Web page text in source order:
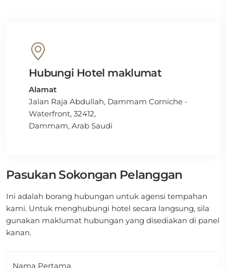
Hubungi Hotel maklumat
Alamat
Jalan Raja Abdullah, Dammam Corniche -
Waterfront, 32412,
Dammam, Arab Saudi
Pasukan Sokongan Pelanggan
Ini adalah borang hubungan untuk agensi tempahan
kami. Untuk menghubungi hotel secara langsung, sila
gunakan maklumat hubungan yang disediakan di panel
kanan.
Nama Pertama